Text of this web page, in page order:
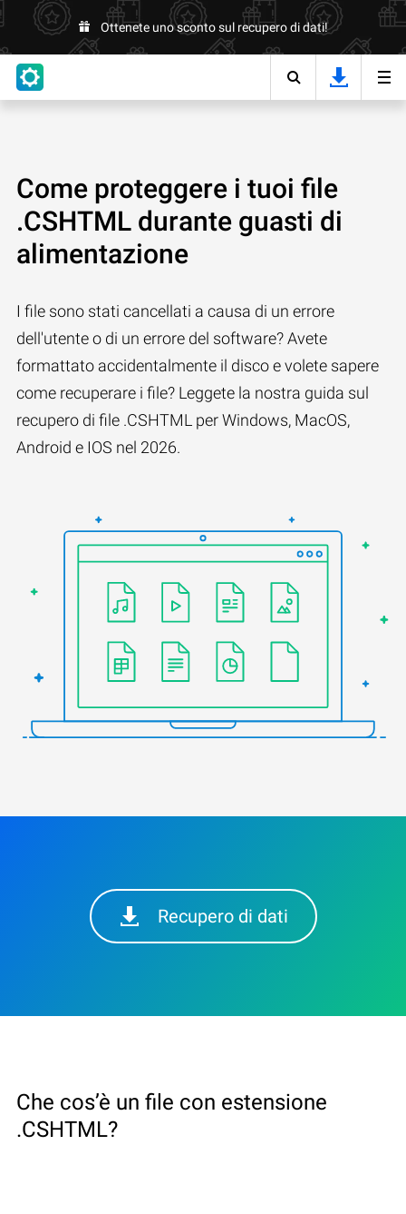
Ottenete uno sconto sul recupero di dati!
Come proteggere i tuoi file
.CSHTML durante guasti di
alimentazione
I file sono stati cancellati a causa di un errore
dell'utente o di un errore del software? Avete
formattato accidentalmente il disco e volete sapere
come recuperare i file? Leggete la nostra guida sul
recupero di file .CSHTML per Windows, MacOS,
Android e IOS nel 2026.
Recupero di dati
Che cos’è un file con estensione
.CSHTML?